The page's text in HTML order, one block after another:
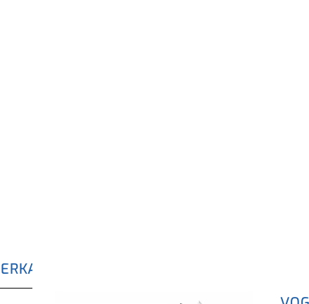
BY SÜDBIKE IM ÜBERSEE